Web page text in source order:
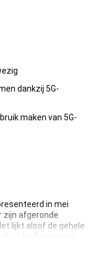
dankzij 5G-
maken van 5G-
in mei
afgeronde
lijkt alsof de gehele
te bedienen met